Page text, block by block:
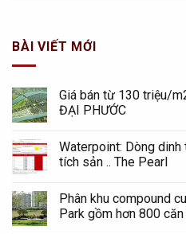
BÀI VIẾT MỚI
Giá bán từ 130 triệu/
ĐẠI PHƯỚC
Waterpoint: Dòng dinh
tích sản .. The Pearl
Phân khu compound
Park gồm hơn 800